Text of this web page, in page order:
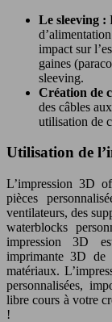
Le sleeving :
impact sur
gaines
sleeving.
Création de
des câbles
utilisation de
Utilisation de
L’impression 3D
pièces
ventilateurs, des
waterblocks
impression 3D
imprimante 3D de
matériaux.
personnalisées,
libre cours à votre
!